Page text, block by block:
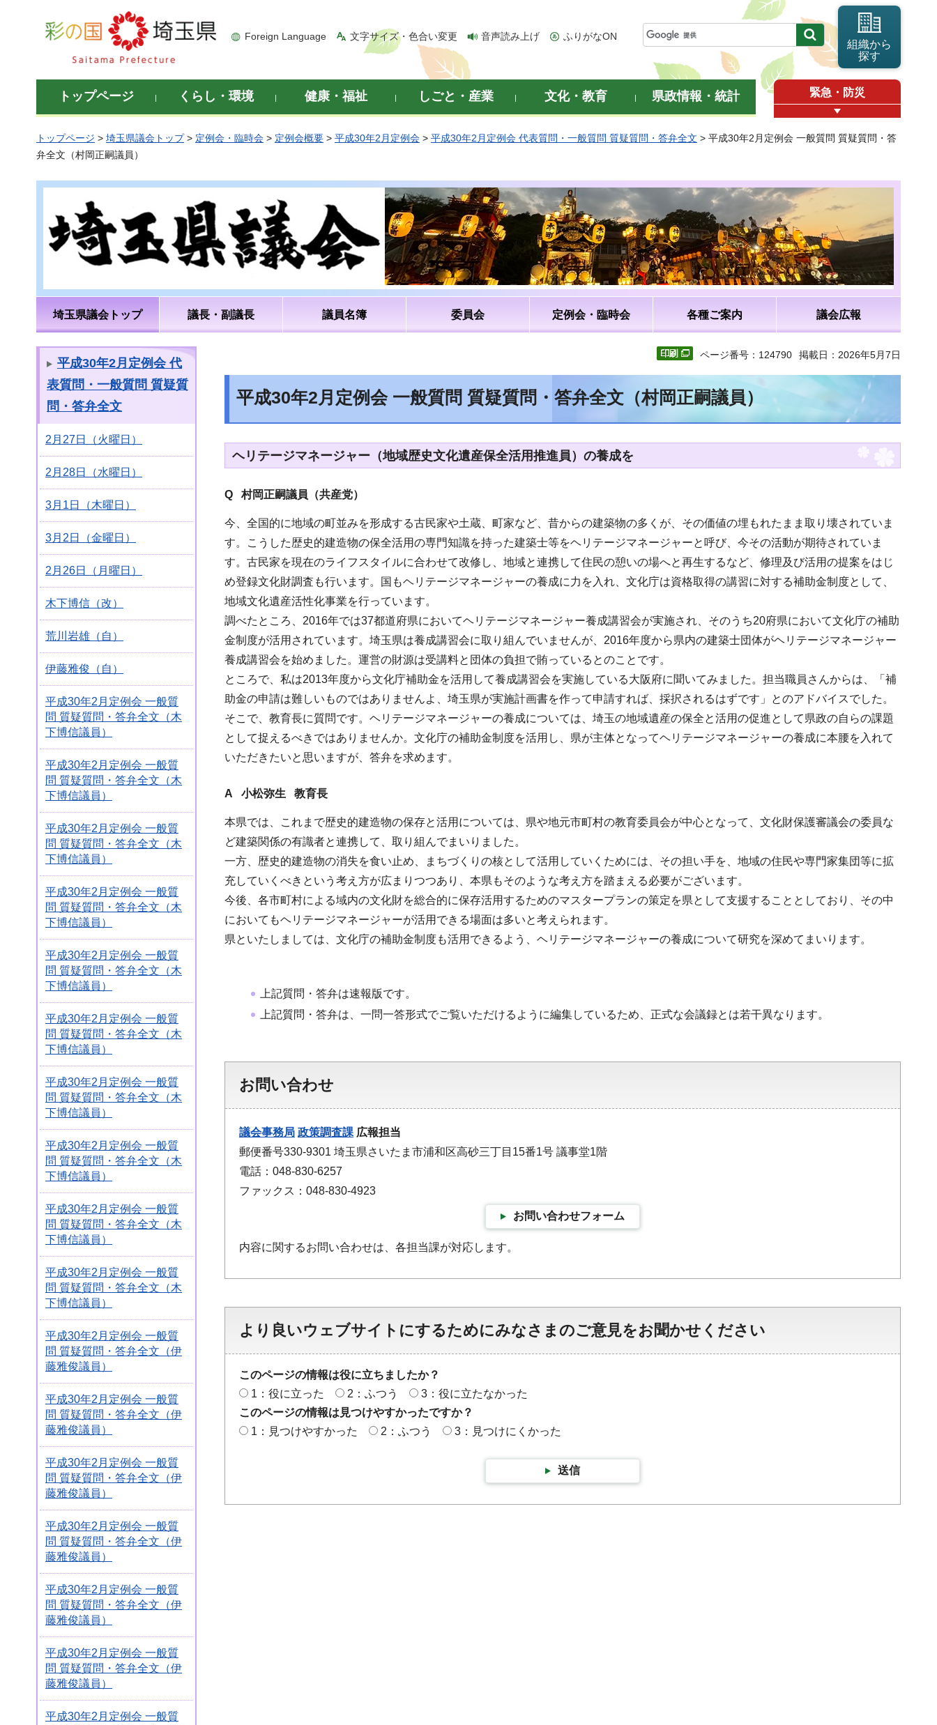
彩の国 埼玉県
Foreign Language 文字サイズ・色合い変更 音声読み上げ ふりがなON
組織から
探す
トップページ くらし・環境 健康・福祉 しごと・産業 文化・教育 県政情報・統計 緊急・防災
トップページ > 埼玉県議会トップ> 定例会・臨時会 > 定例会概要 > 平成30年2月定例会 > 平成30年2月定例会 代表質問・一般質問 質疑質問・答弁全文 > 平成30年2月定例会 一般質問 質疑質問・答
弁全文（村岡正嗣議員）
埼玉県議会トップ 議長・副議長 議員名簿 委員会 定例会・臨時会 各種ご案内 議会広報
平成30年2月定例会 代
表質問・一般質問 質疑質
問・答弁全文
2月27日（火曜日）
2月28日（水曜日）
3月1日（木曜日）
3月2日（金曜日）
2月26日（月曜日）
木下博信（改）
荒川岩雄（自）
伊藤雅俊（自）
平成30年2月定例会 一般質
問 質疑質問・答弁全文（木
下博信議員）
平成30年2月定例会 一般質
問 質疑質問・答弁全文（木
下博信議員）
平成30年2月定例会 一般質
問 質疑質問・答弁全文（木
下博信議員）
平成30年2月定例会 一般質
問 質疑質問・答弁全文（木
下博信議員）
平成30年2月定例会 一般質
問 質疑質問・答弁全文（木
下博信議員）
平成30年2月定例会 一般質
問 質疑質問・答弁全文（木
下博信議員）
平成30年2月定例会 一般質
問 質疑質問・答弁全文（木
下博信議員）
平成30年2月定例会 一般質
問 質疑質問・答弁全文（木
下博信議員）
平成30年2月定例会 一般質
問 質疑質問・答弁全文（木
下博信議員）
平成30年2月定例会 一般質
問 質疑質問・答弁全文（木
下博信議員）
平成30年2月定例会 一般質
問 質疑質問・答弁全文（伊
藤雅俊議員）
平成30年2月定例会 一般質
問 質疑質問・答弁全文（伊
藤雅俊議員）
平成30年2月定例会 一般質
問 質疑質問・答弁全文（伊
藤雅俊議員）
平成30年2月定例会 一般質
問 質疑質問・答弁全文（伊
藤雅俊議員）
平成30年2月定例会 一般質
問 質疑質問・答弁全文（伊
藤雅俊議員）
平成30年2月定例会 一般質
問 質疑質問・答弁全文（伊
藤雅俊議員）
平成30年2月定例会 一般質
ページ番号：124790 掲載日：2026年5月7日
平成30年2月定例会 一般質問 質疑質問・答弁全文（村岡正嗣議員）
ヘリテージマネージャー（地域歴史文化遺産保全活用推進員）の養成を
Q 村岡正嗣議員（共産党）
今、全国的に地域の町並みを形成する古民家や土蔵、町家など、昔からの建築物の多くが、その価値の埋もれたまま取り壊されていま
す。こうした歴史的建造物の保全活用の専門知識を持った建築士等をヘリテージマネージャーと呼び、今その活動が期待されていま
す。古民家を現在のライフスタイルに合わせて改修し、地域と連携して住民の憩いの場へと再生するなど、修理及び活用の提案をはじ
め登録文化財調査も行います。国もヘリテージマネージャーの養成に力を入れ、文化庁は資格取得の講習に対する補助金制度として、
地域文化遺産活性化事業を行っています。
調べたところ、2016年では37都道府県においてヘリテージマネージャー養成講習会が実施され、そのうち20府県において文化庁の補助
金制度が活用されています。埼玉県は養成講習会に取り組んでいませんが、2016年度から県内の建築士団体がヘリテージマネージャー
養成講習会を始めました。運営の財源は受講料と団体の負担で賄っているとのことです。
ところで、私は2013年度から文化庁補助金を活用して養成講習会を実施している大阪府に聞いてみました。担当職員さんからは、「補
助金の申請は難しいものではありませんよ、埼玉県が実施計画書を作って申請すれば、採択されるはずです」とのアドバイスでした。
そこで、教育長に質問です。ヘリテージマネージャーの養成については、埼玉の地域遺産の保全と活用の促進として県政の自らの課題
として捉えるべきではありませんか。文化庁の補助金制度を活用し、県が主体となってヘリテージマネージャーの養成に本腰を入れて
いただきたいと思いますが、答弁を求めます。
A 小松弥生 教育長
本県では、これまで歴史的建造物の保存と活用については、県や地元市町村の教育委員会が中心となって、文化財保護審議会の委員な
ど建築関係の有識者と連携して、取り組んでまいりました。
一方、歴史的建造物の消失を食い止め、まちづくりの核として活用していくためには、その担い手を、地域の住民や専門家集団等に拡
充していくべきという考え方が広まりつつあり、本県もそのような考え方を踏まえる必要がございます。
今後、各市町村による域内の文化財を総合的に保存活用するためのマスタープランの策定を県として支援することとしており、その中
においてもヘリテージマネージャーが活用できる場面は多いと考えられます。
県といたしましては、文化庁の補助金制度も活用できるよう、ヘリテージマネージャーの養成について研究を深めてまいります。
上記質問・答弁は速報版です。
上記質問・答弁は、一問一答形式でご覧いただけるように編集しているため、正式な会議録とは若干異なります。
お問い合わせ
議会事務局 政策調査課広報担当
郵便番号330-9301 埼玉県さいたま市浦和区高砂三丁目15番1号 議事堂1階
電話：048-830-6257
ファックス：048-830-4923
お問い合わせフォーム
内容に関するお問い合わせは、各担当課が対応します。
より良いウェブサイトにするためにみなさまのご意見をお聞かせください
このページの情報は役に立ちましたか？
1：役に立った
2：ふつう
3：役に立たなかった
このページの情報は見つけやすかったですか？
1：見つけやすかった
2：ふつう 3：見つけにくかった
送信